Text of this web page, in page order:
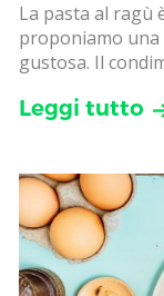
La pasta al ragù
proponiamo
gustosa. Il
Leggi tutto